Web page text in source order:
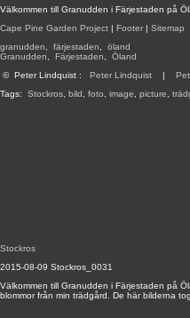
Välkommen till Granudden i Färjestaden på
Cape Pine Garden Project | Footer | Sitemap
granudden
färjestaden
öland
Granudden
Färjestaden
Öland
© Peter Lindquist : Peter Lindquist |
Tags: Stockros bild foto image picture
Stockros
2015-08-09 Stockros_0031
Välkommen till Granudden i Färjestaden på
blommor från min trädgård. De här bilderna